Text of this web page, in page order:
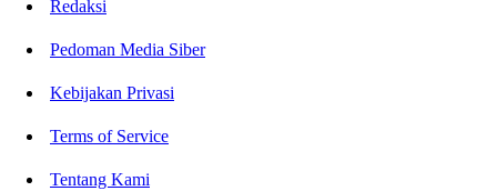
Redaksi
Pedoman Media Siber
Kebijakan Privasi
Terms of Service
Tentang Kami